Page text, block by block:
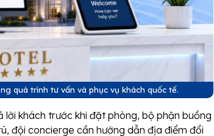
quá trình tư vấn và phục vụ khách quốc tế.
lời khách trước khi đặt phòng, bộ phận buồng
đội concierge cần hướng dẫn địa điểm đổi